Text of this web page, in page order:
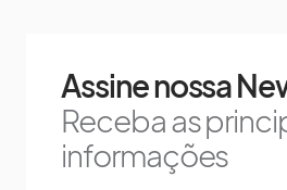
Assine nossa
Receba as
informações